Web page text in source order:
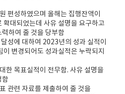
편성하였으며 올해는 집행잔액이
대되었는데 사유 설명을 요구하고
하여 줄 것을 당부함
성에 대하여 2023년의 성과 실적이
변경되어도 성과실적은 누락되지
한 목표실적이 전무함. 사유 설명을
함
관련 자료를 제출하여 줄 것을